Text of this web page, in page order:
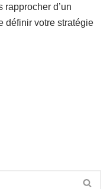
rapprocher d’un
définir votre stratégie